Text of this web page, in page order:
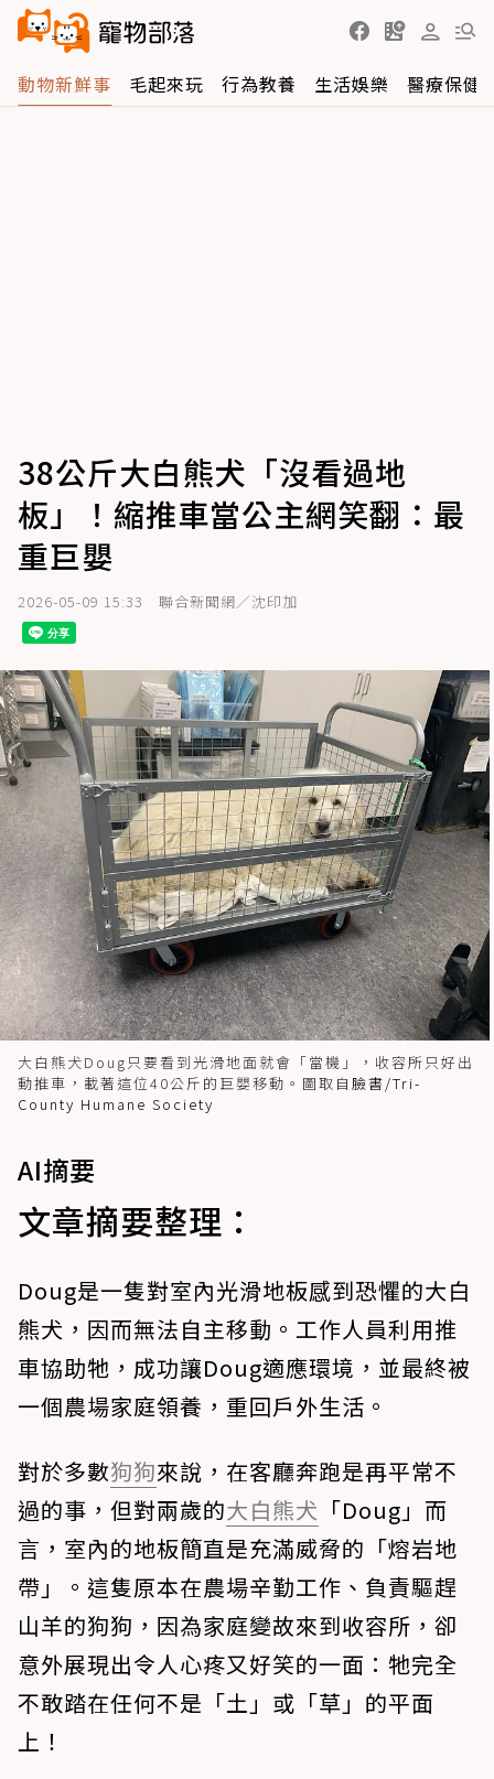
動物新鮮事 毛起來玩 行為教養 生活娛樂 醫療保健
38公斤大白熊犬「沒看過地
板」！縮推車當公主網笑翻：最
重巨嬰
2026-05-09 15:33 聯合新聞網／沈印加
大白熊犬Doug只要看到光滑地面就會「當機」，收容所只好出
動推車，載著這位40公斤的巨嬰移動。圖取自 臉書/Tri-
County Humane Society
AI摘要
文章摘要整理：
Doug是一隻對室內光滑地板感到恐懼的大白
熊犬，因而無法自主移動。工作人員利用推
車協助牠，成功讓Doug適應環境，並最終被
一個農場家庭領養，重回戶外生活。
對於多數狗狗來說，在客廳奔跑是再平常不
過的事，但對兩歲的大白熊犬 「Doug」而
言，室內的地板簡直是充滿威脅的「熔岩地
帶」。這隻原本在農場辛勤工作、負責驅趕
山羊的狗狗，因為家庭變故來到收容所，卻
意外展現出令人心疼又好笑的一面：牠完全
不敢踏在任何不是「土」或「草」的平面
上！